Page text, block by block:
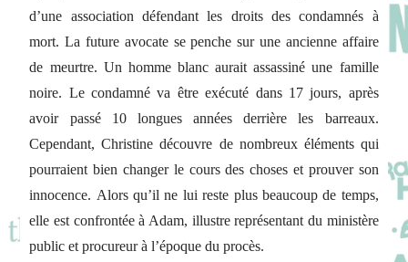
d’une association défendant les droits descondamnés à
mort.La future avocate se penche sur une ancienne affaire
de meurtre. Un homme blanc aurait assassiné une famille
noire. Le condamné va êtreexécuté dans 17 jours, après
avoir passé 10 longues années derrière les barreaux.
Cependant, Christine découvre de nombreux éléments qui
pourraient bien changer le cours des choses et prouver son
innocence. Alors qu’il ne lui reste plus beaucoup de temps,
elle est confrontée à Adam, illustre représentant du ministère
public et procureur à l’époque du procès.